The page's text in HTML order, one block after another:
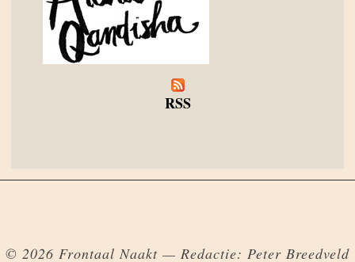
RSS
© 2026 Frontaal Naakt — Redactie: Peter Breedveld